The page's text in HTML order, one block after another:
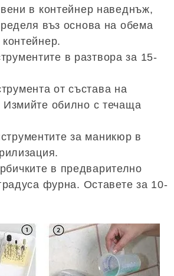
в контейнер наведнъж,
въз основа на обема
в разтвора за 15-
от състава на
Измийте обилно с течаща
за маникюр в
в предварително
фурна. Оставете за 10-